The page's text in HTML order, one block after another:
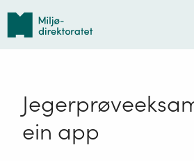
Tilbake
forsiden
ein app